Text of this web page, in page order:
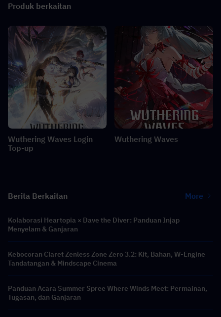
Produk berkaitan
Wuthering Waves Login
Top-up
Wuthering Waves
Berita Berkaitan More
Kolaborasi Heartopia × Dave the Diver: Panduan Injap
Menyelam & Ganjaran
Kebocoran Claret Zenless Zone Zero 3.2: Kit, Bahan, W-Engine
Tandatangan & Mindscape Cinema
Panduan Acara Summer Spree Where Winds Meet: Permainan,
Tugasan, dan Ganjaran